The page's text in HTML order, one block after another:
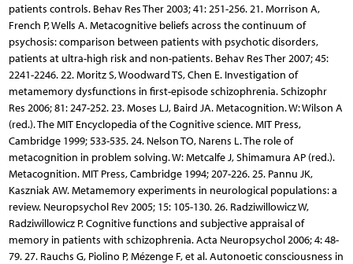
patients controls. Behav Res Ther 2003; 41: 251-256. 21. Morrison A,
French P, Wells A. Metacognitive beliefs across the continuum of
psychosis: comparison between patients with psychotic disorders,
patients at ultra-high risk and non-patients. Behav Res Ther 2007; 45:
2241-2246. 22. Moritz S, Woodward TS, Chen E. Investigation of
metamemory dysfunctions in first-episode schizophrenia. Schizophr
Res 2006; 81: 247-252. 23. Moses LJ, Baird JA. Metacognition. W: Wilson A
(red.). The MIT Encyclopedia of the Cognitive science. MIT Press,
Cambridge 1999; 533-535. 24. Nelson TO, Narens L. The role of
metacognition in problem solving. W: Metcalfe J, Shimamura AP (red.).
Metacognition. MIT Press, Cambridge 1994; 207-226. 25. Pannu JK,
Kaszniak AW. Metamemory experiments in neurological populations: a
review. Neuropsychol Rev 2005; 15: 105-130. 26. Radziwillowicz W,
Radziwillowicz P. Cognitive functions and subjective appraisal of
memory in patients with schizophrenia. Acta Neuropsychol 2006; 4: 48-
79. 27. Rauchs G, Piolino P, Mézenge F, et al. Autonoetic consciousness in